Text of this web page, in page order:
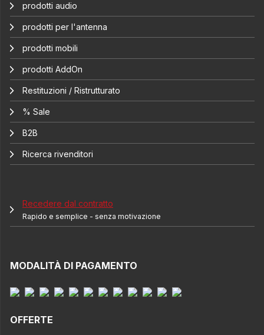
prodotti audio
prodotti per l'antenna
prodotti mobili
prodotti AddOn
Restituzioni / Ristrutturato
% Sale
B2B
Ricerca rivenditori
Recedere dal contratto
Rapido e semplice - senza motivazione
MODALITÀ DI PAGAMENTO
OFFERTE